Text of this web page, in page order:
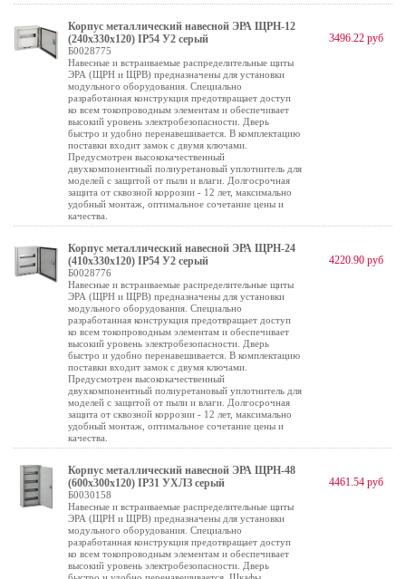
Корпус металлический навесной ЭРА ЩРН-12
(240х330х120) IP54 У2 серый
Б0028775
Навесные и встраиваемые распределительные щиты
ЭРА (ЩРН и ЩРВ) предназначены для установки
модульного оборудования. Специально
разработанная конструкция предотвращает доступ
ко всем токопроводным элементам и обеспечивает
высокий уровень электробезопасности. Дверь
быстро и удобно перенавешивается. В комплектацию
поставки входит замок с двумя ключами.
Предусмотрен высококачественный
двухкомпонентный полиуретановый уплотнитель для
моделей с защитой от пыли и влаги. Долгосрочная
защита от сквозной коррозии - 12 лет, максимально
удобный монтаж, оптимальное сочетание цены и
качества.
3496.22 руб
Корпус металлический навесной ЭРА ЩРН-24
(410х330х120) IP54 У2 серый
Б0028776
Навесные и встраиваемые распределительные щиты
ЭРА (ЩРН и ЩРВ) предназначены для установки
модульного оборудования. Специально
разработанная конструкция предотвращает доступ
ко всем токопроводным элементам и обеспечивает
высокий уровень электробезопасности. Дверь
быстро и удобно перенавешивается. В комплектацию
поставки входит замок с двумя ключами.
Предусмотрен высококачественный
двухкомпонентный полиуретановый уплотнитель для
моделей с защитой от пыли и влаги. Долгосрочная
защита от сквозной коррозии - 12 лет, максимально
удобный монтаж, оптимальное сочетание цены и
качества.
4220.90 руб
Корпус металлический навесной ЭРА ЩРН-48
(600х300х120) IP31 УХЛЗ серый
Б0030158
Навесные и встраиваемые распределительные щиты
ЭРА (ЩРН и ЩРВ) предназначены для установки
модульного оборудования. Специально
разработанная конструкция предотвращает доступ
ко всем токопроводным элементам и обеспечивает
высокий уровень электробезопасности. Дверь
4461.54 руб